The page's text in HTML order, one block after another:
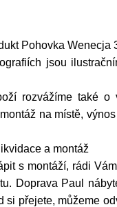
Pohovka
jsou
rozvážíme také
na místě,
a montáž
s montáží, rádi
Doprava Paul
přejete, můžeme